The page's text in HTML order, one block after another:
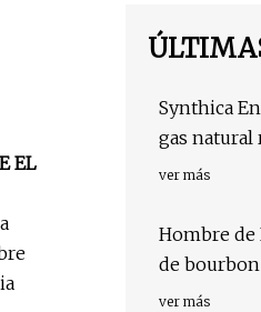
EL
Synthica
gas natural
ver más
Hombre
de
ver más